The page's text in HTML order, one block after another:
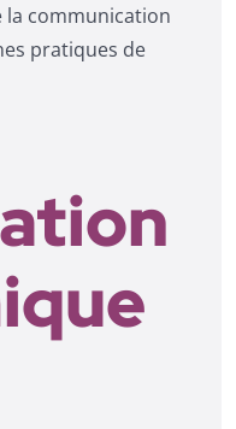
la communication
pratiques de